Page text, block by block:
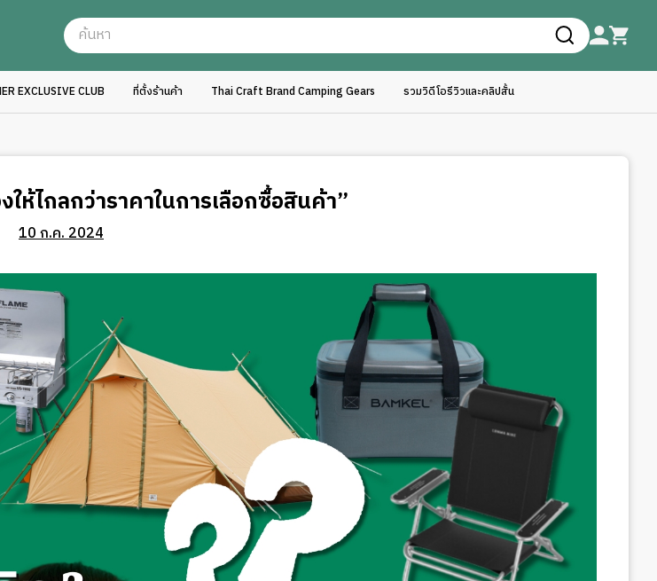
EXCLUSIVE CLUB ที่ตั้งร้านค้า Thai Craft Brand Camping Gears รวมวิดีโอรีวิวและคลิปสั้น
ห้ไกลกว่าราคาในการเลือกซื้อสินค้า”
10 ก.ค. 2024